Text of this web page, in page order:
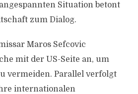
Situation betont
zum Dialog.
Maros Sefcovic
mit der US-Seite an, um
vermeiden. Parallel verfolgt
internationalen